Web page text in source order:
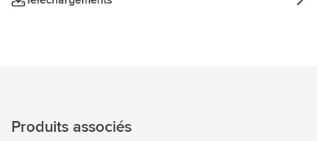
Produits associés